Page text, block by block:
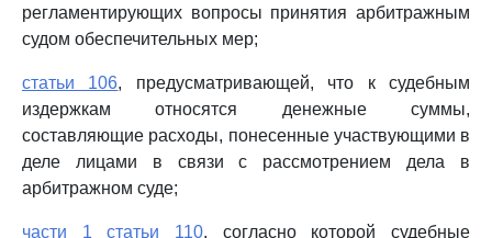
регламентирующих вопросы принятия арбитражным
судом обеспечительных мер;
статьи 106, предусматривающей, что к судебным
издержкам относятся денежные суммы,
составляющие расходы, понесенные участвующими в
деле лицами в связи с рассмотрением дела в
арбитражном суде;
части 1 статьи 110, согласно которой судебные